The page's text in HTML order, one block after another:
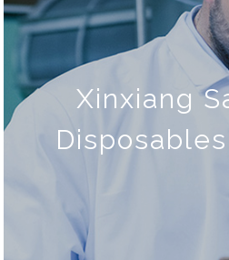
Xinxiang